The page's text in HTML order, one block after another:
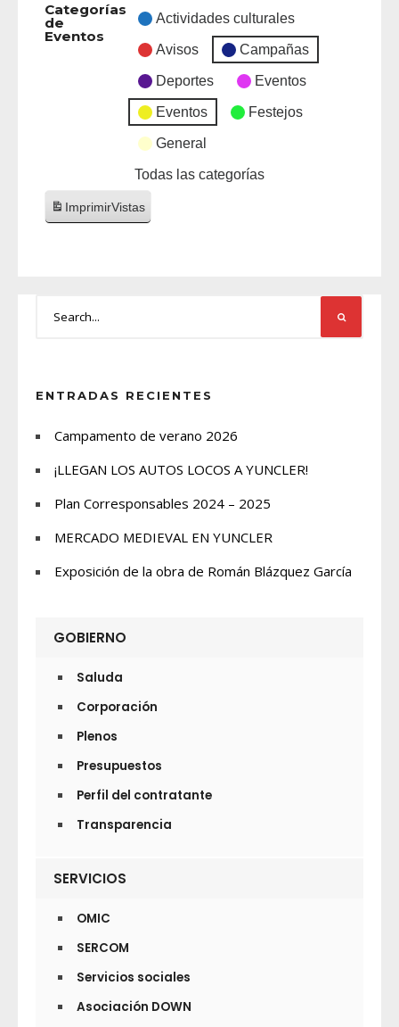
Categorías
de
Eventos
Actividades culturales
Avisos Campañas
Deportes Eventos
Eventos Festejos
General
Todas las categorías
ImprimirVistas
ENTRADAS RECIENTES
Campamento de verano 2026
¡LLEGAN LOS AUTOS LOCOS A YUNCLER!
Plan Corresponsables 2024 – 2025
MERCADO MEDIEVAL EN YUNCLER
Exposición de la obra de Román Blázquez García
GOBIERNO
Saluda
Corporación
Plenos
Presupuestos
Perfil del contratante
Transparencia
SERVICIOS
OMIC
SERCOM
Servicios sociales
Asociación DOWN